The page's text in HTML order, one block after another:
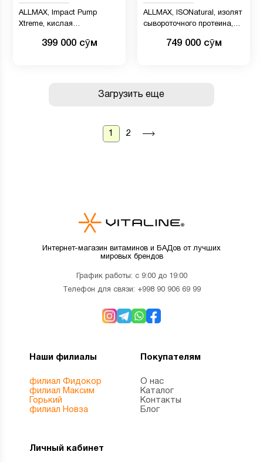
ALLMAX, Impact Pump
Xtreme, кислая
г (1,02 фунта)
399 000 сӯм
ALLMAX, ISONatural, изолят
сывороточного протеина,
749 000 сӯм
Загрузить еще
1 2
Интернет-магазин витаминов и БАДов от лучших
мировых брендов
График работы: с 9:00 до 19:00
Телефон для связи: +998 90 906 69 99
Наши филиалы
филиал Фидокор
филиал Максим
Горький
филиал Новза
Покупателям
О нас
Каталог
Контакты
Блог
Личный кабинет